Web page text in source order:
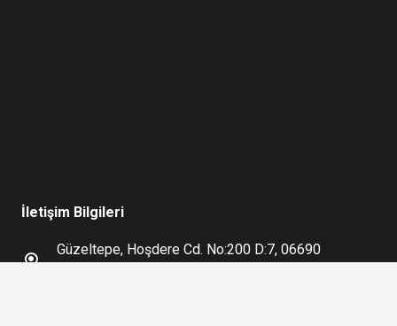
İletişim Bilgileri
Güzeltepe, Hoşdere Cd. No:200 D:7, 06690